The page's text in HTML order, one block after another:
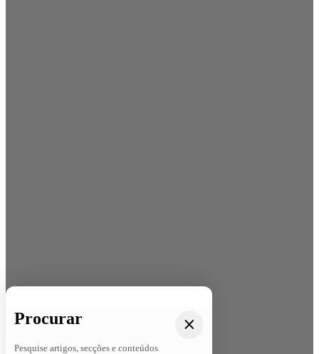
Procurar
Pesquise artigos, secções e conteúdos